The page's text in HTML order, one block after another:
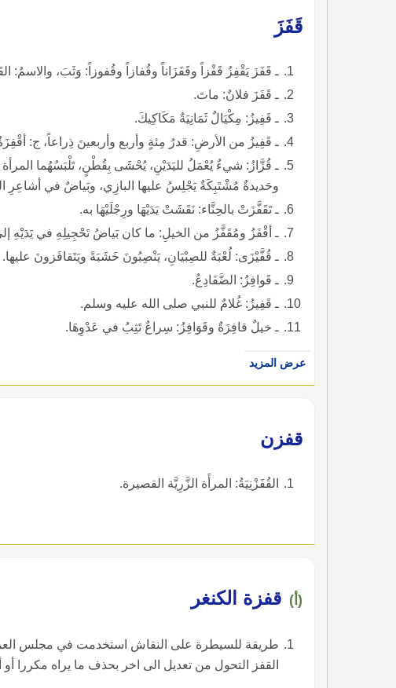
قَفَزَ
ـ قَفَزَ يَقْفِزُ قَفْزاً وقَفَزَاناً وقُفازاً وقُفوزاً: وَثَبَ، والاسمُ:
ـ قَفَزَ فلانٌ: ماتَ.
ـ قَفِيزُ: مِكْيَالٌ ثَمَانِيَةٌ مَكَاكِيكَ.
ـ قَفِيزُ من الأرضِ: قدرُ مِئةٍ وأربع وأربعينَ ذِراعاً، ج:
ـ قُزَّازُ: شيءٌ يُعْمَلُ لليَدَيْنِ، يُحْشَى بِقُطْنٍ، تَلْبَسُهُما
وحَديدةٌ مُشْتَبِكَةٌ يَجْلِسُ عليها البازِي، وبَياضٌ في أشاعِرِ
ـ تَقَفَّزَتْ بالحِنَّاء: نَقَشَتْ يَدَيْهَا ورِجْلَيْهَا به.
ـ أقْفَزُ ومُقَفَّزُ من الخيلِ: ما كان بَياضُ تَحْجِيلِهِ في يَدَيْهِ
ـ قُفَّيْزَى: لُعْبَةٌ للصِبْيَانِ، يَنْصِبُونَ خَشَبَةً ويَتَقافَزونَ عليها.
ـ قَوافِزُ: الضَّفَادِعُ.
ـ قَفِيزُ: غُلامٌ للنبي صلى الله عليه وسلم.
ـ خيلٌ قافِزَةٌ وقَوَافِزُ: سِراعٌ تَثِبُ في عَدْوِهَا.
عرض المزيد
قفزن
القُفَزْنِيَةُ: المرأَة الزَّرِيَّة القصيرة.
(أ) قفزة الكنغر
طريقة للسيطرة على النقاش استخدمت في مجلس
القفز التحول من تعديل الى اخر بحذف ما يراه مكررا أو